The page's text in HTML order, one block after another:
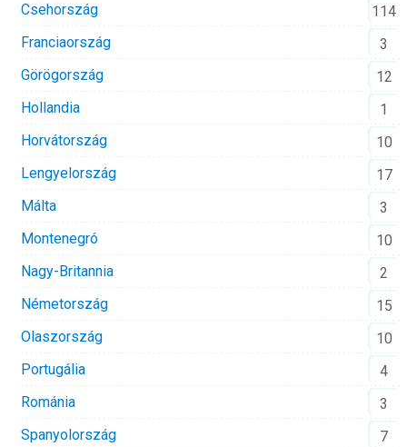
Csehország
114
Franciaország
3
Görögország
12
Hollandia
1
Horvátország
10
Lengyelország
17
Málta
3
Montenegró
10
Nagy-Britannia
2
Németország
15
Olaszország
10
Portugália
4
Románia
3
Spanyolország
7